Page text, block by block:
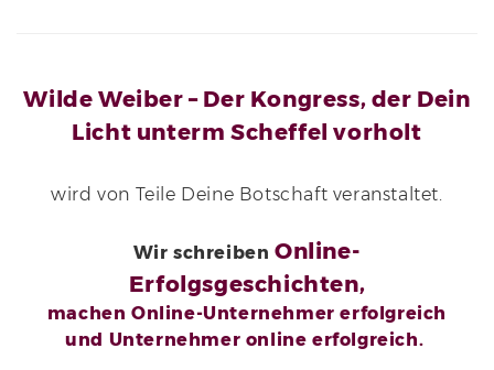
Wilde Weiber – Der Kongress, der Dein
Licht unterm Scheffel vorholt
wird von Teile Deine Botschaft veranstaltet.
Wir schreibenOnline-
Erfolgsgeschichten,
machen Online-Unternehmer erfolgreich
und Unternehmer online erfolgreich.